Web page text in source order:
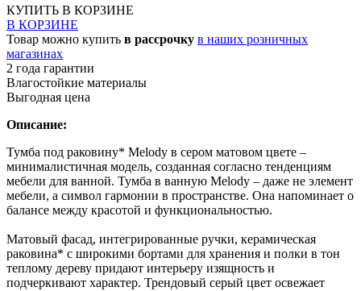
КУПИТЬ В КОРЗИНЕ
В КОРЗИНЕ
Товар можно купить в рассрочку в наших розничных
магазинах
2 года гарантии
Влагостойкие материалы
Выгодная цена
Описание:
Тумба под раковину* Melody в сером матовом цвете –
минималистичная модель, созданная согласно тенденциям
мебели для ванной. Тумба в ванную Melody – даже не элемент
мебели, а символ гармонии в пространстве. Она напоминает о
балансе между красотой и функциональностью.
Матовый фасад, интегрированные ручки, керамическая
раковина* с широкими бортами для хранения и полки в тон
теплому дереву придают интерьеру изящность и
подчеркивают характер. Трендовый серый цвет освежает